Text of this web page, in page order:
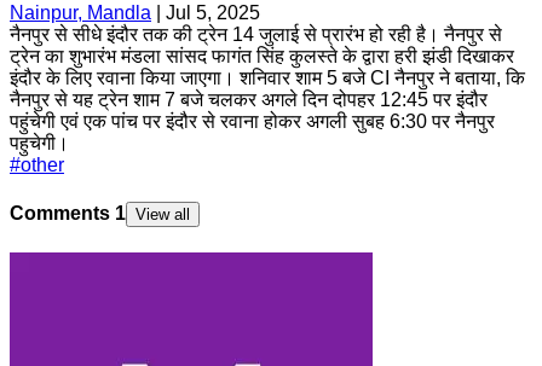
Nainpur, Mandla
Jul 5, 2025
नैनपुर से सीधे इंदौर तक की ट्रेन 14 जुलाई से प्रारंभ हो रही है। नैनपुर से
ट्रेन का शुभारंभ मंडला सांसद फागंत सिंह कुलस्ते के द्वारा हरी झंडी दिखाकर
इंदौर के लिए रवाना किया जाएगा। शनिवार शाम 5 बजे CI नैनपुर ने बताया, कि
नैनपुर से यह ट्रेन शाम 7 बजे चलकर अगले दिन दोपहर 12:45 पर इंदौर
पहुंचेगी एवं एक पांच पर इंदौर से रवाना होकर अगली सुबह 6:30 पर नैनपुर
पहुचेगी।
#other
Comments 1 View all